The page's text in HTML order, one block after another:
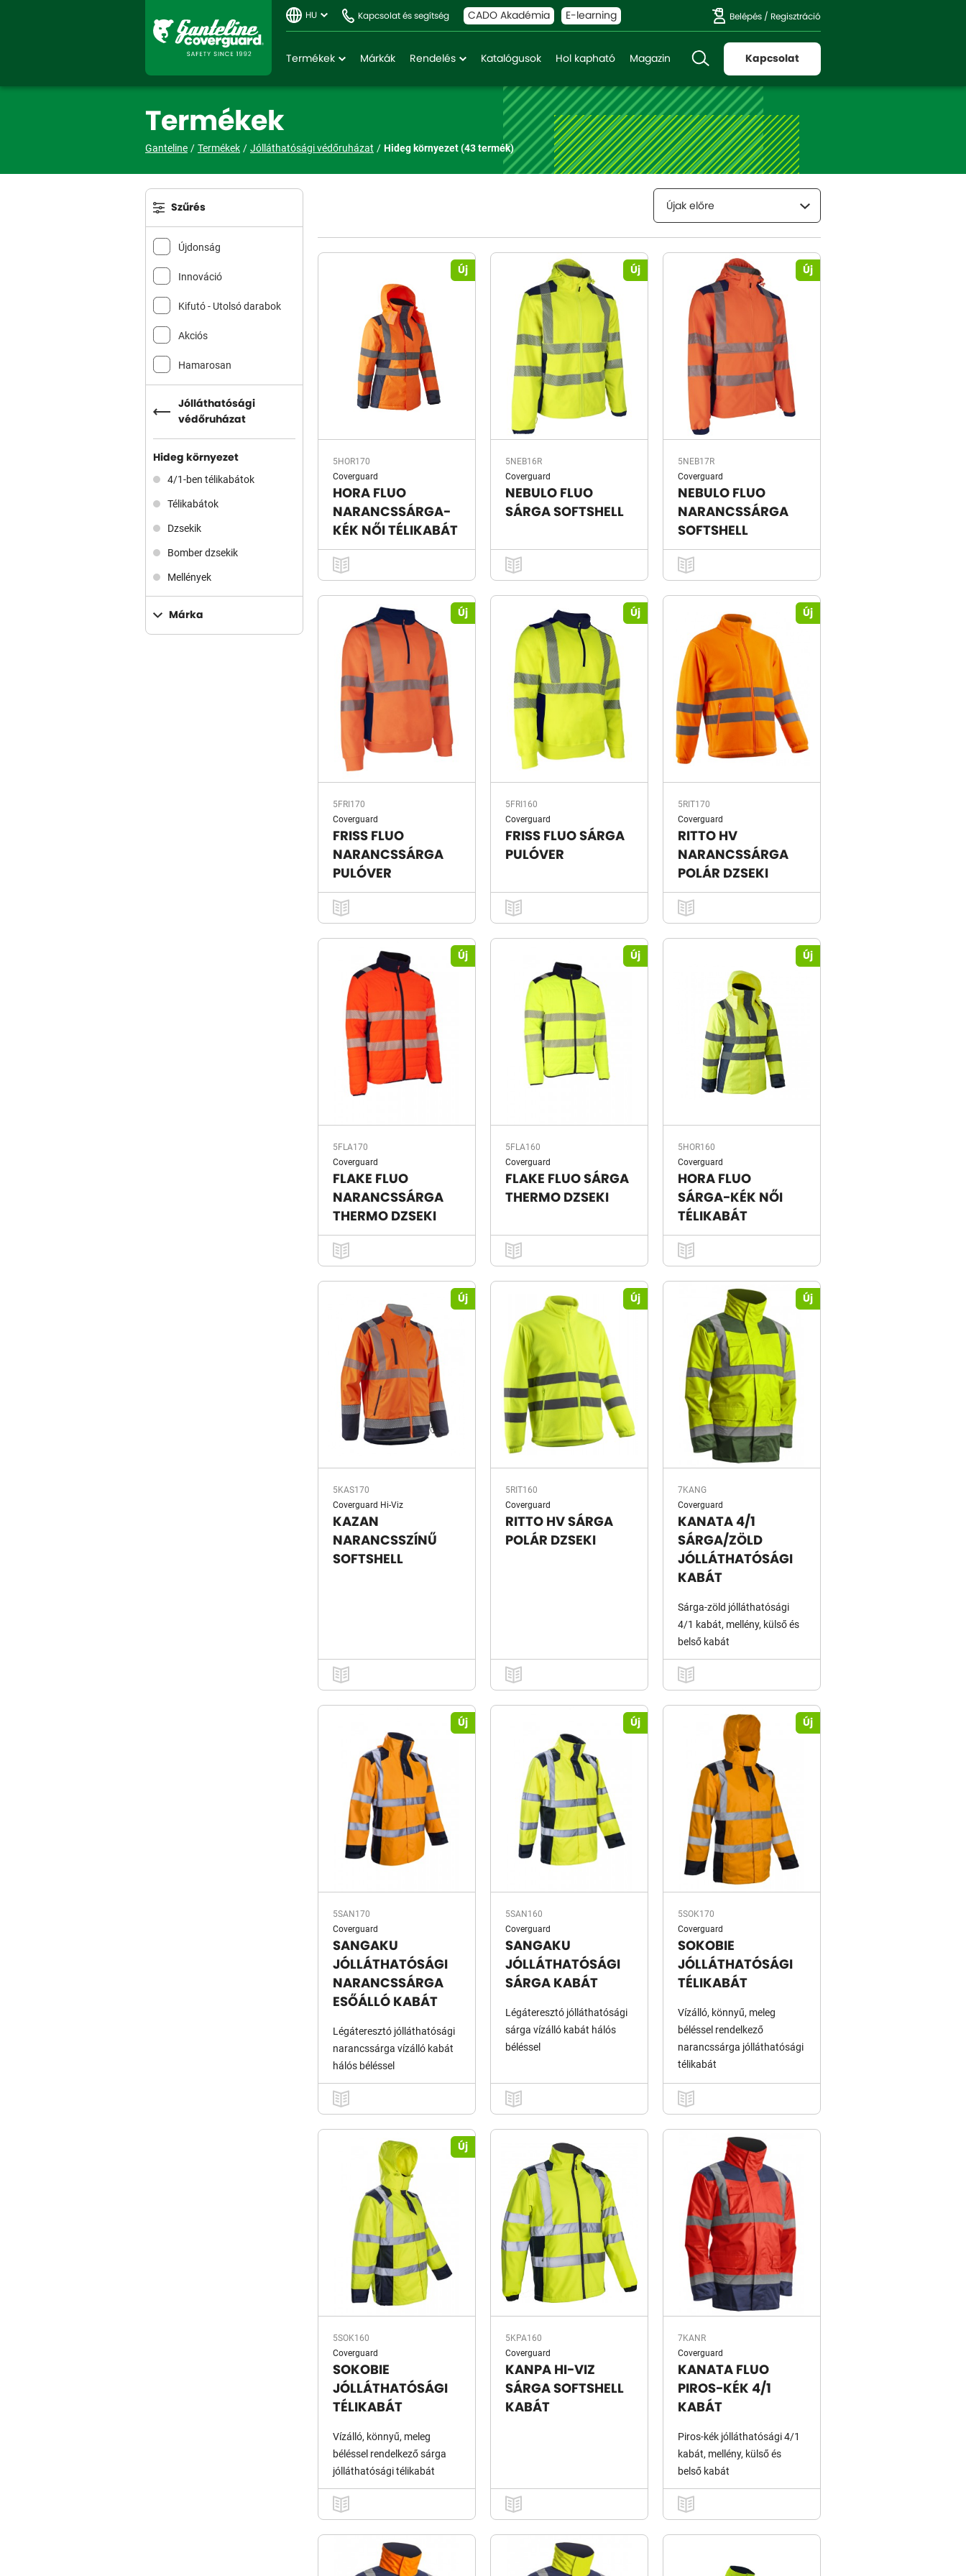
HU Kapcsolat és segítség CADO Akadémia E-learning Belépés / Regisztráció
Termékek Márkák Rendelés Katalógusok Hol kapható Magazin Kapcsolat
Termékek
Ganteline Termékek Jólláthatósági védőruházat Hideg környezet(43 termék)
Szűrés
Újdonság
Innováció
Kifutó - Utolsó darabok
Akciós
Hamarosan
Jólláthatósági
védőruházat
Hideg környezet
4/1-ben télikabátok
Télikabátok
Dzsekik
Bomber dzsekik
Mellények
Márka
Újak előre
Új
5HOR170
Coverguard
HORA FLUO
NARANCSSÁRGA-
KÉK NŐI TÉLIKABÁT
Új
5NEB16R
Coverguard
NEBULO FLUO
SÁRGA SOFTSHELL
Új
5NEB17R
Coverguard
NEBULO FLUO
NARANCSSÁRGA
SOFTSHELL
Új
5FRI170
Coverguard
FRISS FLUO
NARANCSSÁRGA
PULÓVER
Új
5FRI160
Coverguard
FRISS FLUO SÁRGA
PULÓVER
Új
5RIT170
Coverguard
RITTO HV
NARANCSSÁRGA
POLÁR DZSEKI
Új
5FLA170
Coverguard
FLAKE FLUO
NARANCSSÁRGA
THERMO DZSEKI
Új
5FLA160
Coverguard
FLAKE FLUO SÁRGA
THERMO DZSEKI
Új
5HOR160
Coverguard
HORA FLUO
SÁRGA-KÉK NŐI
TÉLIKABÁT
Új
5KAS170
Coverguard Hi-Viz
KAZAN
NARANCSSZÍNŰ
SOFTSHELL
Új
5RIT160
Coverguard
RITTO HV SÁRGA
POLÁR DZSEKI
Új
7KANG
Coverguard
KANATA 4/1
SÁRGA/ZÖLD
JÓLLÁTHATÓSÁGI
KABÁT
Sárga-zöld jólláthatósági
4/1 kabát, mellény, külső és
belső kabát
Új
5SAN170
Coverguard
SANGAKU
JÓLLÁTHATÓSÁGI
NARANCSSÁRGA
ESŐÁLLÓ KABÁT
Légáteresztó jólláthatósági
narancssárga vízálló kabát
hálós béléssel
Új
5SAN160
Coverguard
SANGAKU
JÓLLÁTHATÓSÁGI
SÁRGA KABÁT
Légáteresztó jólláthatósági
sárga vízálló kabát hálós
béléssel
Új
5SOK170
Coverguard
SOKOBIE
JÓLLÁTHATÓSÁGI
TÉLIKABÁT
Vízálló, könnyű, meleg
béléssel rendelkező
narancssárga jólláthatósági
télikabát
Új
5SOK160
Coverguard
SOKOBIE
JÓLLÁTHATÓSÁGI
TÉLIKABÁT
Vízálló, könnyű, meleg
béléssel rendelkező sárga
jólláthatósági télikabát
5KPA160
Coverguard
KANPA HI-VIZ
SÁRGA SOFTSHELL
KABÁT
7KANR
Coverguard
KANATA FLUO
PIROS-KÉK 4/1
KABÁT
Piros-kék jólláthatósági 4/1
kabát, mellény, külső és
belső kabát